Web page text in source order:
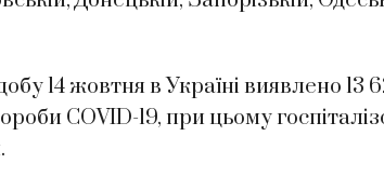
14 жовтня в Україні виявлено
COVID-19, при цьому